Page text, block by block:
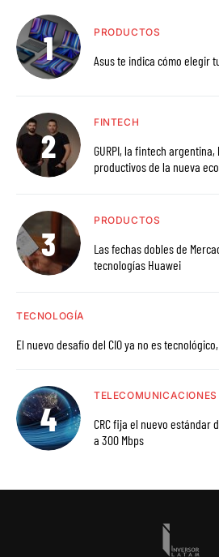
PRODUCTOS
Asus te indica cómo elegir
FINTECH
GURPI, la fintech argentina, habilita el acceso a activos
productivos de la nueva
PRODUCTOS
Las fechas dobles de
tecnologías Huawei
TECNOLOGÍA
El nuevo desafío del CIO ya no es
TELECOMUNICACIONES
CRC fija el nuevo estándar
a 300 Mbps